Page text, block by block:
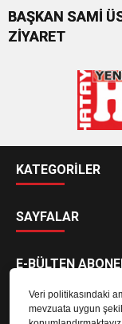
Veri politikasındaki
mevzuata uygun
BAŞKAN SAMİ
ZİYARET
KATEGORİLER
SAYFALAR
E-BÜLTEN